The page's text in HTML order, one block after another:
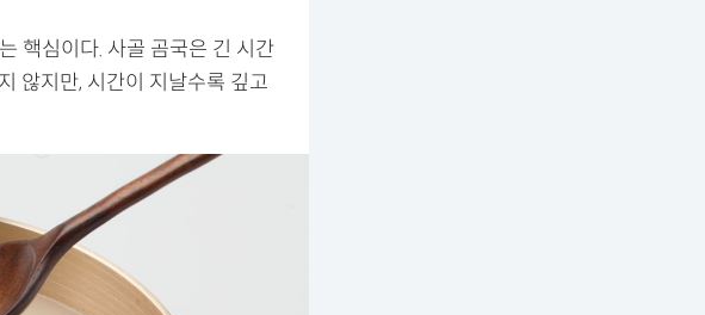
핵심이다. 사골 곰국은 긴 시간
않지만, 시간이 지날수록 깊고